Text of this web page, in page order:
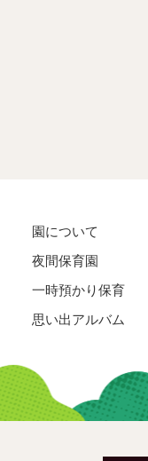
園について
夜間保育園
一時預かり保育
思い出アルバム